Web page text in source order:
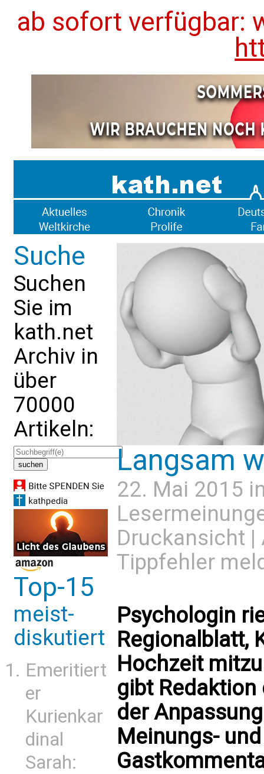
ab sofort verfügbar:
Suche
Suchen
Sie im
kath.net
Archiv in
über
70000
Artikeln:
Top-15
meist-
diskutiert
Emeritiert
er
Kurienkar
dinal
Sarah:
Langsam
22. Mai 2015
Druckansicht |
Tippfehler
Psychologin
Regionalblatt,
Hochzeit
gibt
der
Meinungs-